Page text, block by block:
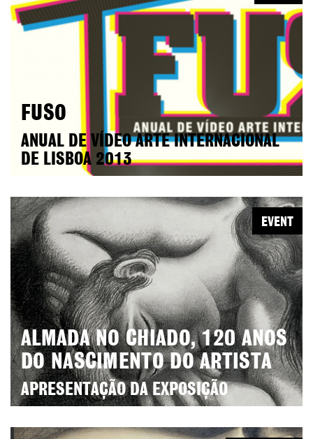
FUSO
ANUAL DE VÍDEO ARTE INTERNACIONAL
DE LISBOA 2013
ALMADA NO CHIADO, 120 ANOS
DO NASCIMENTO DO ARTISTA
APRESENTAÇÃO DA EXPOSIÇÃO
EVENT